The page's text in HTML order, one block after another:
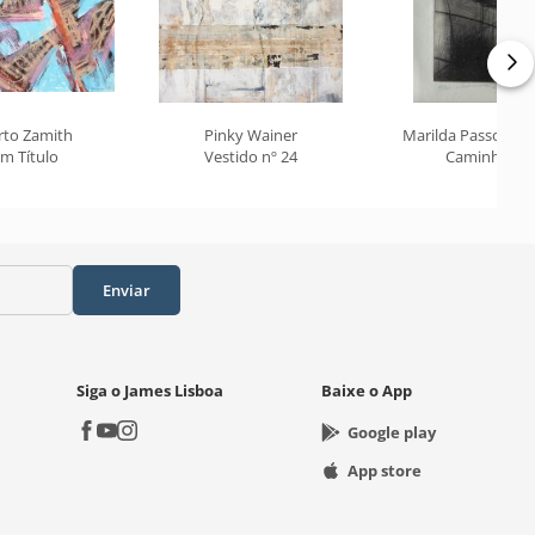
Zamith
Título
Pinky Wainer
Vestido nº 24
Marilda Passos
Caminhos
Enviar
Siga o James Lisboa
Baixe o App
Google play
App store